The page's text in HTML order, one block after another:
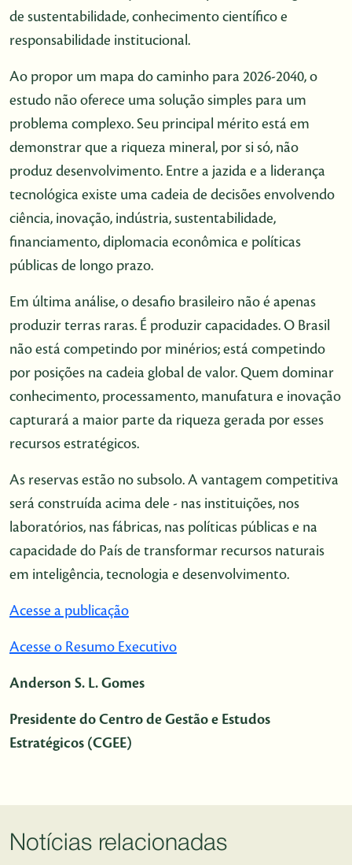
de sustentabilidade, conhecimento científico e
responsabilidade institucional.
Ao propor um mapa do caminho para 2026-2040, o
estudo não oferece uma solução simples para um
problema complexo. Seu principal mérito está em
demonstrar que a riqueza mineral, por si só, não
produz desenvolvimento. Entre a jazida e a liderança
tecnológica existe uma cadeia de decisões envolvendo
ciência, inovação, indústria, sustentabilidade,
financiamento, diplomacia econômica e políticas
públicas de longo prazo.
Em última análise, o desafio brasileiro não é apenas
produzir terras raras. É produzir capacidades. O Brasil
não está competindo por minérios; está competindo
por posições na cadeia global de valor. Quem dominar
conhecimento, processamento, manufatura e inovação
capturará a maior parte da riqueza gerada por esses
recursos estratégicos.
As reservas estão no subsolo. A vantagem competitiva
será construída acima dele - nas instituições, nos
laboratórios, nas fábricas, nas políticas públicas e na
capacidade do País de transformar recursos naturais
em inteligência, tecnologia e desenvolvimento.
Acesse a publicação
Acesse o Resumo Executivo
Anderson S. L. Gomes
Presidente do Centro de Gestão e Estudos
Estratégicos (CGEE)
Notícias relacionadas